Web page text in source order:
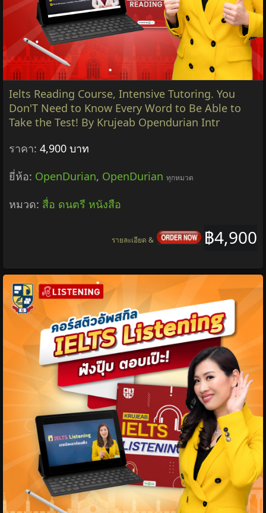
Ielts Reading Course, Intensive Tutoring. You
Don'T Need to Know Every Word to Be Able to
Take the Test! By Krujeab Opendurian Intr
ราคา: 4,900 บาท
ยี่ห้อ: OpenDurian, OpenDurian ทุกหมวด
หมวด: สื่อ ดนตรี หนังสือ
฿4,900
รายละเอียด &